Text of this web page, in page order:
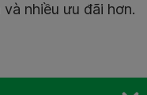
nhiều ưu đãi hơn.